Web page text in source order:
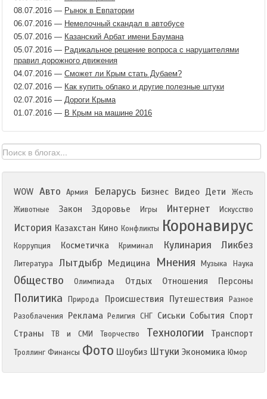
08.07.2016 — Рынок в Евпатории
06.07.2016 — Немелочный скандал в автобусе
05.07.2016 — Казанский Арбат имени Баумана
05.07.2016 — Радикальное решение вопроса с нарушителями
правил дорожного движения
04.07.2016 — Сможет ли Крым стать Дубаем?
02.07.2016 — Как купить облако и другие полезные штуки
02.07.2016 — Дороги Крыма
01.07.2016 — В Крым на машине 2016
WOW Авто Армия Беларусь Бизнес Видео Дети
Жесть
Животные
Закон Здоровье Игры Интернет Искусство
История Казахстан Кино Конфликты Коронавирус
Коррупция Косметичка Криминал Кулинария Ликбез
Литература Лытдыбр Медицина Мнения Музыка Наука
Общество Олимпиада Отдых Отношения Персоны
Политика Природа Происшествия Путешествия
Разное
Разоблачения
Реклама Религия СНГ Сиськи События Спорт
Страны
ТВ и СМИ Творчество Технологии Транспорт
Троллинг Финансы Фото Шоубиз Штуки Экономика Юмор